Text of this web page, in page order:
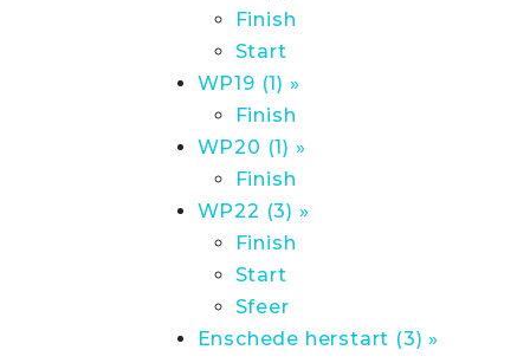
Finish
Start
WP19 (1) »
Finish
WP20 (1) »
Finish
WP22 (3) »
Finish
Start
Sfeer
Enschede herstart (3) »